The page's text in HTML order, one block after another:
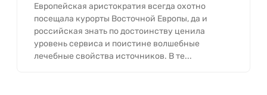
Европейская аристократия всегда охотно
посещала курорты Восточной Европы, да и
российская знать по достоинству ценила
уровень сервиса и поистине волшебные
лечебные свойства источников. В те...